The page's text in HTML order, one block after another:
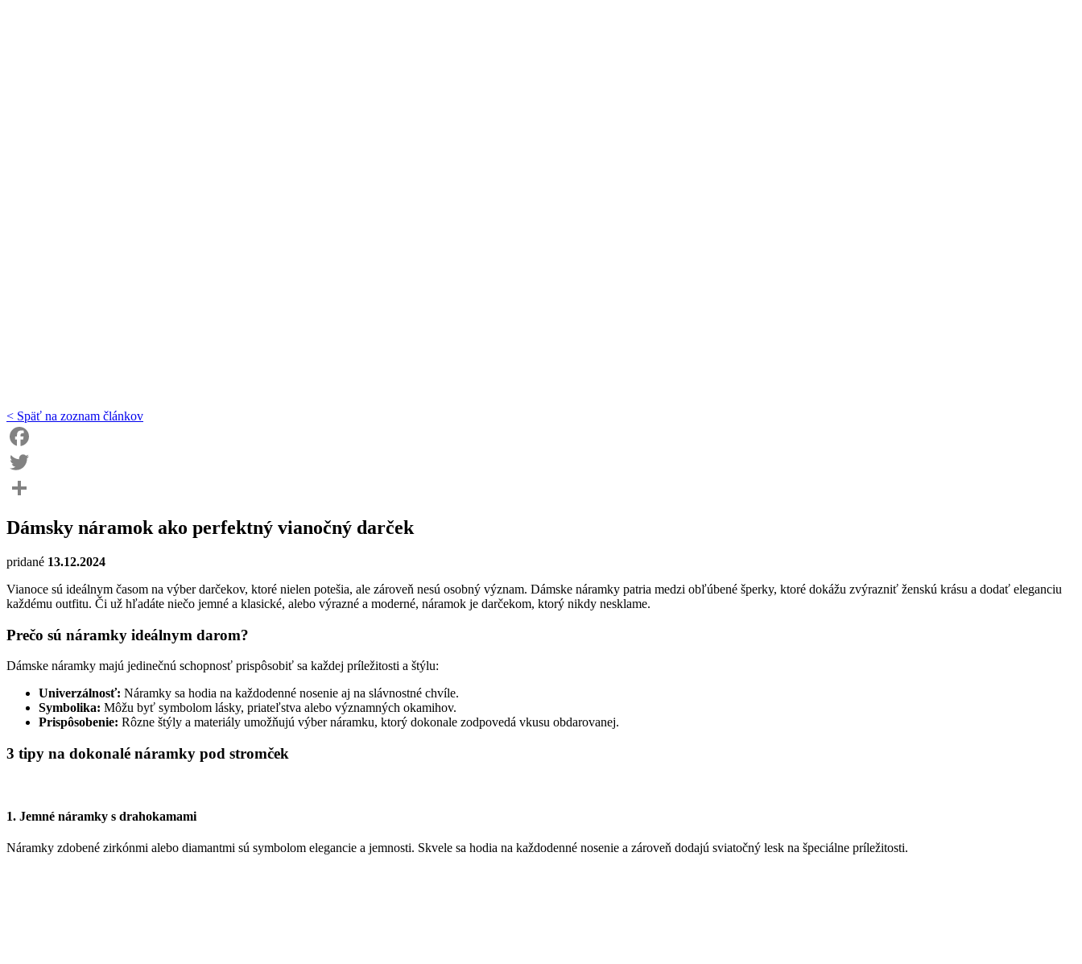
< Späť na zoznam článkov
Facebook
Twitter
Dámsky náramok ako perfektný vianočný darček
pridané 13.12.2024
Vianoce sú ideálnym časom na výber darčekov, ktoré nielen potešia, ale zároveň nesú osobný význam. Dámske náramky patria medzi obľúbené šperky, ktoré dokážu zvýrazniť ženskú krásu a dodať eleganciu
každému outfitu. Či už hľadáte niečo jemné a klasické, alebo výrazné a moderné, náramok je darčekom, ktorý nikdy nesklame.
Prečo sú náramky ideálnym darom?
Dámske náramky majú jedinečnú schopnosť prispôsobiť sa každej príležitosti a štýlu:
Univerzálnosť: Náramky sa hodia na každodenné nosenie aj na slávnostné chvíle.
Symbolika: Môžu byť symbolom lásky, priateľstva alebo významných okamihov.
Prispôsobenie: Rôzne štýly a materiály umožňujú výber náramku, ktorý dokonale zodpovedá vkusu obdarovanej.
3 tipy na dokonalé náramky pod stromček
1. Jemné náramky s drahokamami
Náramky zdobené zirkónmi alebo diamantmi sú symbolom elegancie a jemnosti. Skvele sa hodia na každodenné nosenie a zároveň dodajú sviatočný lesk na špeciálne príležitosti.